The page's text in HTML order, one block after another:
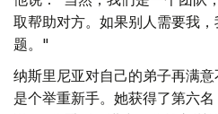
取帮助对方。如果别人需要我
题。"
纳斯里尼亚对自己的弟子再满
是个举重新手。她获得了第六